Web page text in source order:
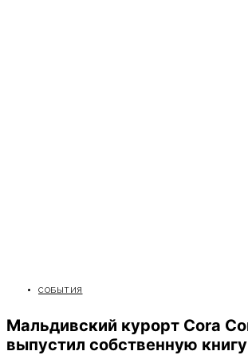
СОБЫТИЯ
Мальдивский курорт Cora
выпустил собственную книгу